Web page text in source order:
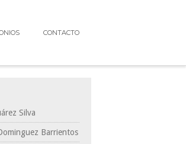
CONTACTO
Silva
Barrientos